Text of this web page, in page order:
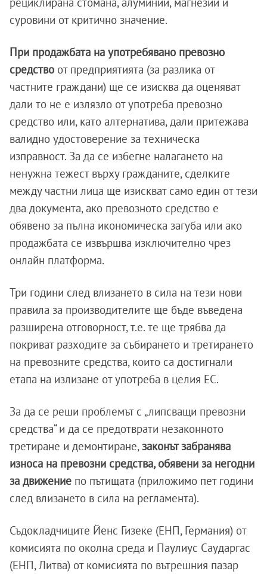
суровини от критично значение.
При продажбата на употребявано превозно
средство от предприятията (за разлика от
частните граждани) ще се изисква да оценяват
дали то не е излязло от употреба превозно
средство или, като алтернатива, дали притежава
валидно удостоверение за техническа
изправност. За да се избегне налагането на
ненужна тежест върху гражданите, сделките
между частни лица ще изискват само един от тези
два документа, ако превозното средство е
обявено за пълна икономическа загуба или ако
продажбата се извършва изключително чрез
онлайн платформа.
Три години след влизането в сила на тези нови
правила за производителите ще бъде въведена
разширена отговорност, т.е. те ще трябва да
покриват разходите за събирането и третирането
на превозните средства, които са достигнали
етапа на излизане от употреба в целия ЕС.
За да се реши проблемът с „липсващи превозни
средства“ и да се предотврати незаконното
третиране и демонтиране,законът забранява
износа на превозни средства, обявени за негодни
за движение по пътищата (приложимо пет години
след влизането в сила на регламента).
Съдокладчиците Йенс Гизеке (ЕНП, Германия) от
комисията по околна среда и Паулиус Саударгас
(ЕНП, Литва) от комисията по вътрешния пазар